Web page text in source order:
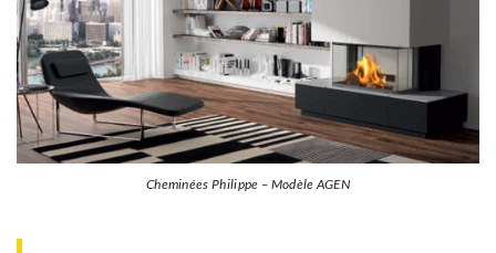
Cheminées Philippe – Modèle AGEN